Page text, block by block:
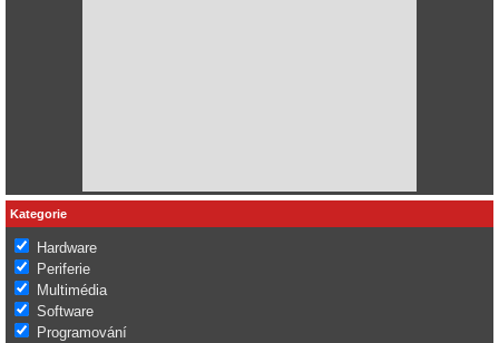
Kategorie
Hardware
Periferie
Multimédia
Software
Programování